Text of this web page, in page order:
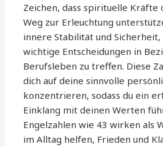
Zeichen, dass spirituelle Kräfte
Weg zur Erleuchtung
innere Stabilität und
wichtige Entscheidungen in
Berufsleben zu treffen. Diese
dich auf deine sinnvolle
konzentrieren, sodass du ein
Einklang mit deinen Werten
Engelzahlen wie 43 wirken als
im Alltag helfen, Frieden und